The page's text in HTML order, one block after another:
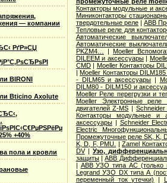
— компании
РґР»СЏ
BIRONI
Bticino Axolute
+40%
пола и кровли
Контакторы модульные и
Миниконтакторы
твердотельные реле|ABB
Тепловые реле для
Автоматические
Автоматические
PKZM4…
| Moeller
DILEEM и аксессуары|
CMD| Moeller Контакторы
|Moeller Контакторы
- DILM65 и аксессуары |
DILM80 - DILM150 и
Moeller Реле перегрузки и
Moeller Электронные реле
двигателей Z-MS |
Контакторы модульные и
аксессуары| Schneider
Electric
Промежуточные реле SK, K,
K, D, F, PMU.
|Zamel
DV|Узо,
защиты|ABB
| ABB УЗО типа АС (только
Legrand УЗО DX типа А
переменный ток утечки)
|